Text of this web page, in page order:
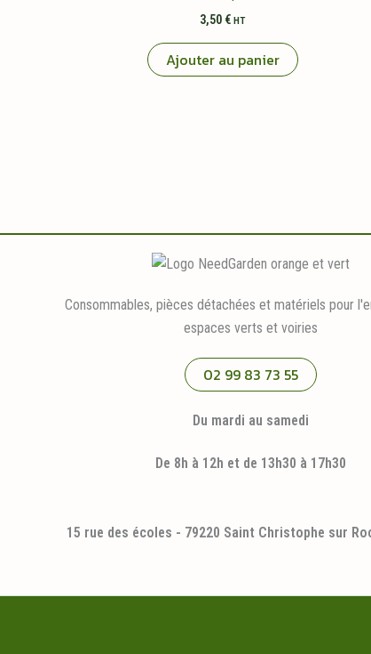
3,50 € HT
Ajouter au panier
Consommables, pièces détachées et matériels pour
espaces verts et voiries
02 99 83 73 55
Du mardi au samedi
De 8h à 12h et de 13h30 à 17h30
15 rue des écoles - 79220 Saint Christophe sur